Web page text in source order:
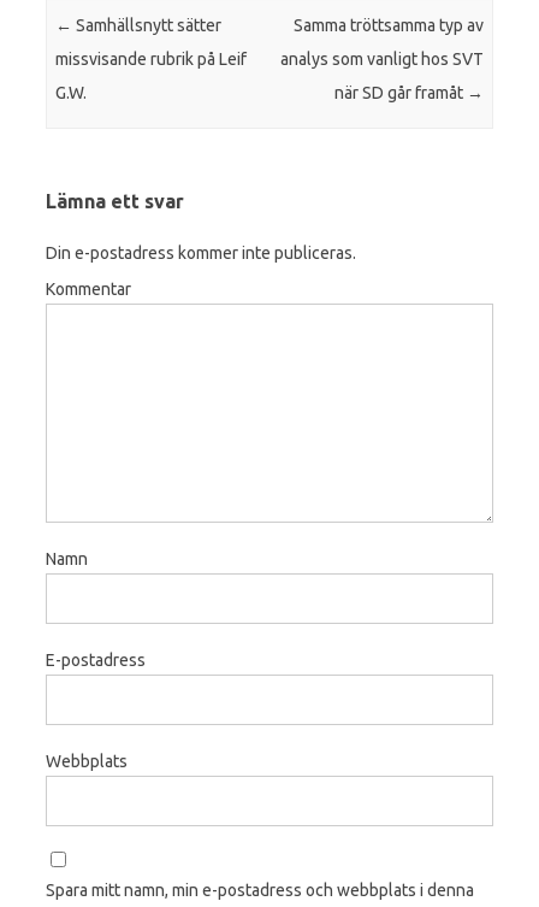
Inläggsnavigering
← Samhällsnytt sätter
missvisande rubrik på Leif
G.W.
Samma tröttsamma typ av
analys som vanligt hos SVT
när SD går framåt →
Lämna ett svar
Din e-postadress kommer inte publiceras.
Kommentar
Namn
E-postadress
Webbplats
Spara mitt namn, min e-postadress och webbplats i denna